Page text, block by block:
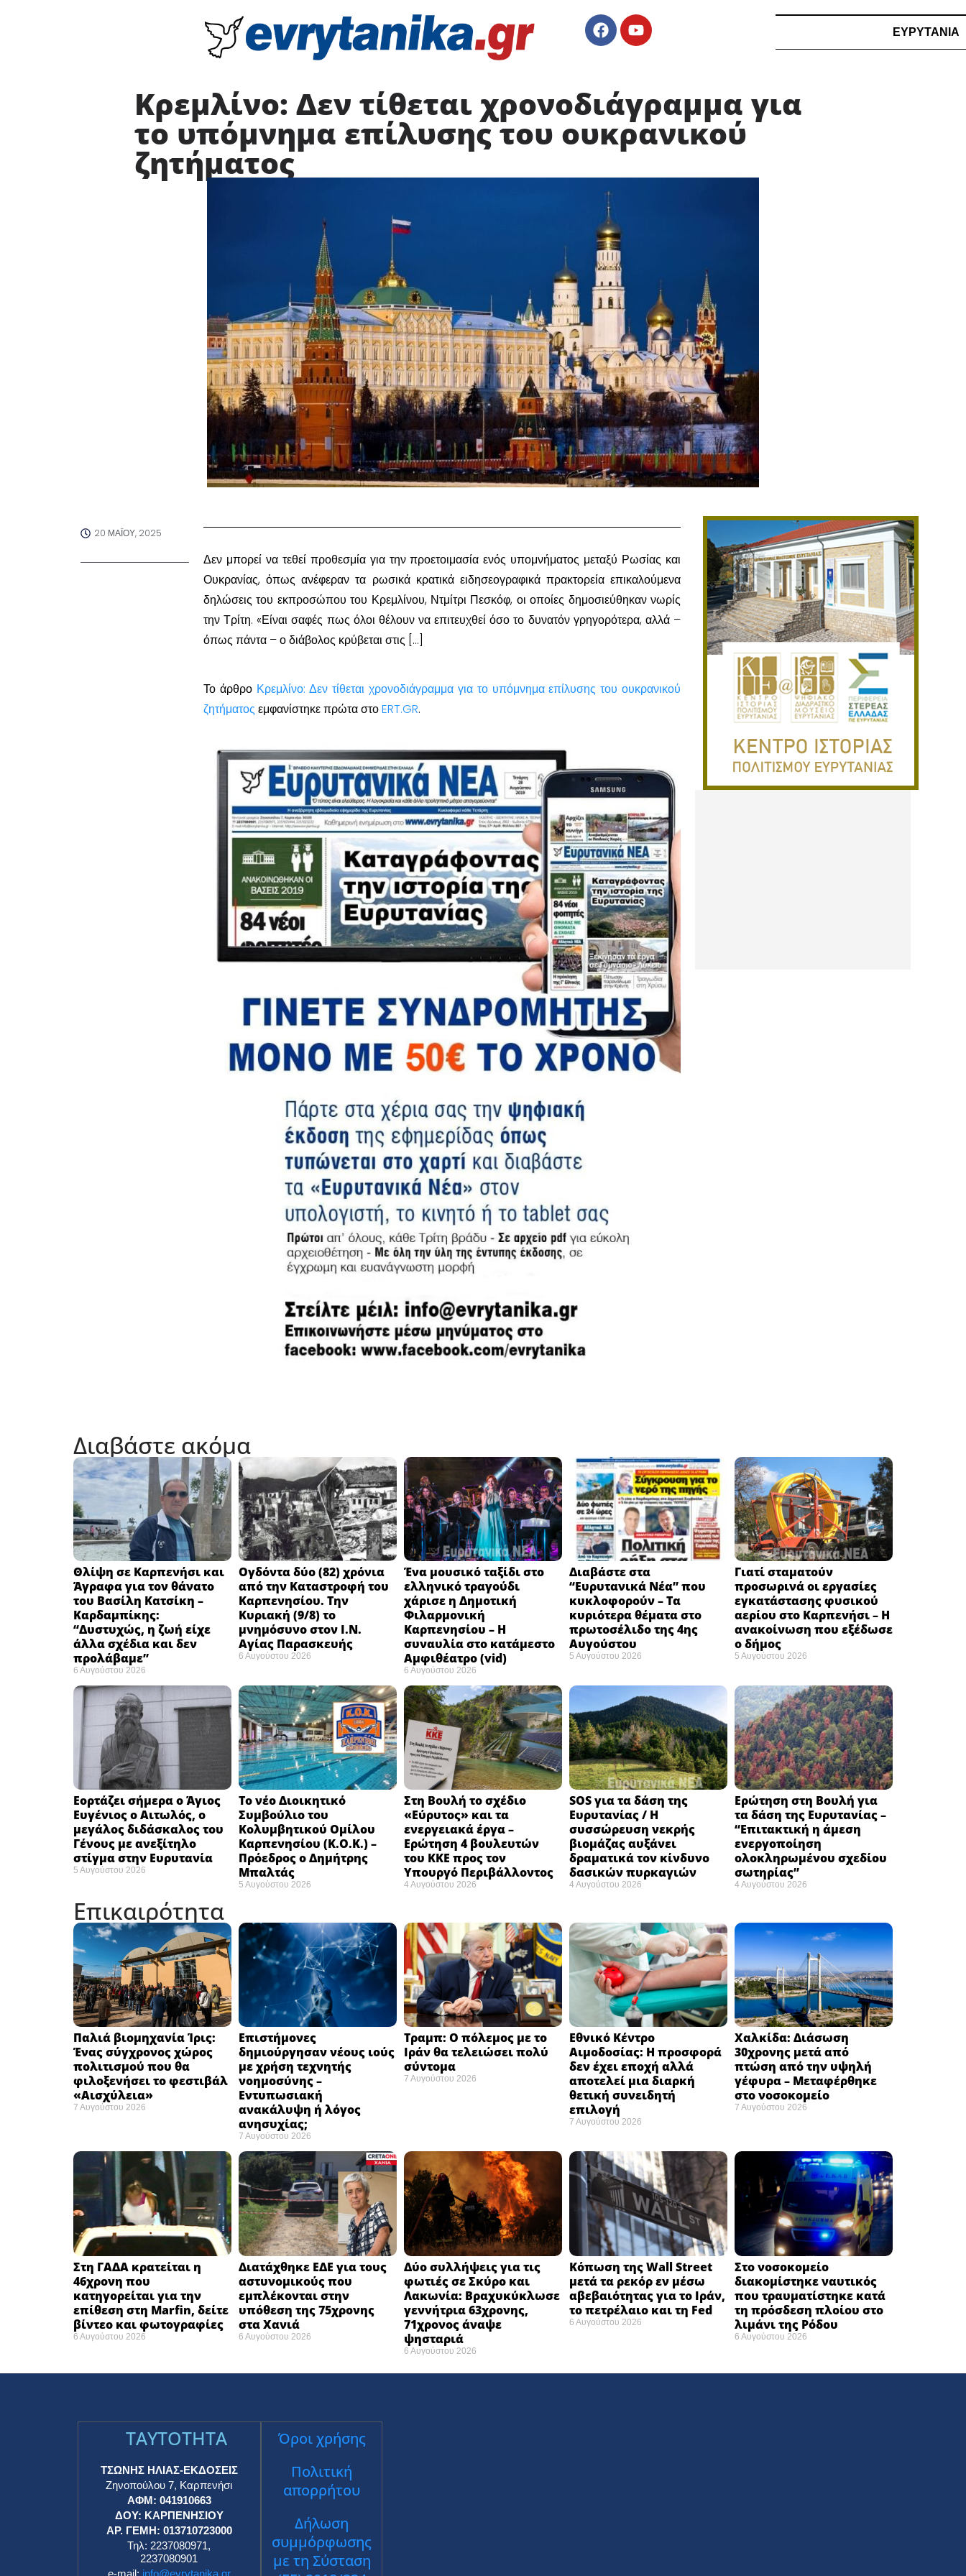
ΕΥΡΥΤΑΝΙΑ
Κρεμλίνο: Δεν τίθεται χρονοδιάγραμμα για
το υπόμνημα επίλυσης του ουκρανικού
ζητήματος
20 ΜΑΪ́ΟΥ, 2025
Δεν μπορεί να τεθεί προθεσμία για την προετοιμασία ενός υπομνήματος μεταξύ Ρωσίας και
Ουκρανίας, όπως ανέφεραν τα ρωσικά κρατικά ειδησεογραφικά πρακτορεία επικαλούμενα
δηλώσεις του εκπροσώπου του Κρεμλίνου, Ντμίτρι Πεσκόφ, οι οποίες δημοσιεύθηκαν νωρίς
την Τρίτη. «Είναι σαφές πως όλοι θέλουν να επιτευχθεί όσο το δυνατόν γρηγορότερα, αλλά –
όπως πάντα – ο διάβολος κρύβεται στις […]
Το άρθρο Κρεμλίνο: Δεν τίθεται χρονοδιάγραμμα για το υπόμνημα επίλυσης του ουκρανικού
ζητήματος εμφανίστηκε πρώτα στοERT.GR.
Διαβάστε ακόμα
Θλίψη σε Καρπενήσι και
Άγραφα για τον θάνατο
του Βασίλη Κατσίκη –
Καρδαμπίκης:
“Δυστυχώς, η ζωή είχε
άλλα σχέδια και δεν
προλάβαμε”
6 Αυγούστου 2026
Ογδόντα δύο (82) χρόνια
από την Καταστροφή του
Καρπενησίου. Την
Κυριακή (9/8) το
μνημόσυνο στον Ι.Ν.
Αγίας Παρασκευής
6 Αυγούστου 2026
Ένα μουσικό ταξίδι στο
ελληνικό τραγούδι
χάρισε η Δημοτική
Φιλαρμονική
Καρπενησίου – Η
συναυλία στο κατάμεστο
Αμφιθέατρο (vid)
6 Αυγούστου 2026
Διαβάστε στα
“Ευρυτανικά Νέα” που
κυκλοφορούν – Τα
κυριότερα θέματα στο
πρωτοσέλιδο της 4ης
Αυγούστου
5 Αυγούστου 2026
Γιατί σταματούν
προσωρινά οι εργασίες
εγκατάστασης φυσικού
αερίου στο Καρπενήσι – Η
ανακοίνωση που εξέδωσε
ο δήμος
5 Αυγούστου 2026
Εορτάζει σήμερα ο Άγιος
Ευγένιος ο Αιτωλός, ο
μεγάλος διδάσκαλος του
Γένους με ανεξίτηλο
στίγμα στην Ευρυτανία
5 Αυγούστου 2026
Το νέο Διοικητικό
Συμβούλιο του
Κολυμβητικού Ομίλου
Καρπενησίου (Κ.Ο.Κ.) –
Πρόεδρος ο Δημήτρης
Μπαλτάς
5 Αυγούστου 2026
Στη Βουλή το σχέδιο
«Εύρυτος» και τα
ενεργειακά έργα –
Ερώτηση 4 βουλευτών
του ΚΚΕ προς τον
Υπουργό Περιβάλλοντος
4 Αυγούστου 2026
SOS για τα δάση της
Ευρυτανίας / Η
συσσώρευση νεκρής
βιομάζας αυξάνει
δραματικά τον κίνδυνο
δασικών πυρκαγιών
4 Αυγούστου 2026
Ερώτηση στη Βουλή για
τα δάση της Ευρυτανίας –
“Eπιτακτική η άμεση
ενεργοποίηση
ολοκληρωμένου σχεδίου
σωτηρίας”
4 Αυγούστου 2026
Επικαιρότητα
Παλιά βιομηχανία Ίρις:
Ένας σύγχρονος χώρος
πολιτισμού που θα
φιλοξενήσει το φεστιβάλ
«Αισχύλεια» ​
7 Αυγούστου 2026
Επιστήμονες
δημιούργησαν νέους ιούς
με χρήση τεχνητής
νοημοσύνης –
Εντυπωσιακή
ανακάλυψη ή λόγος
ανησυχίας; ​
7 Αυγούστου 2026
Τραμπ: Ο πόλεμος με το
Ιράν θα τελειώσει πολύ
σύντομα ​
7 Αυγούστου 2026
Εθνικό Κέντρο
Αιμοδοσίας: H προσφορά
δεν έχει εποχή αλλά
αποτελεί μια διαρκή
θετική συνειδητή
επιλογή ​
7 Αυγούστου 2026
Χαλκίδα: Διάσωση
30χρονης μετά από
πτώση από την υψηλή
γέφυρα – Μεταφέρθηκε
στο νοσοκομείο ​
7 Αυγούστου 2026
Στη ΓΑΔΑ κρατείται η
46χρονη που
κατηγορείται για την
επίθεση στη Marfin, δείτε
βίντεο και φωτογραφίες
6 Αυγούστου 2026
Διατάχθηκε ΕΔΕ για τους
αστυνομικούς που
εμπλέκονται στην
υπόθεση της 75χρονης
στα Χανιά
6 Αυγούστου 2026
Δύο συλλήψεις για τις
φωτιές σε Σκύρο και
Λακωνία: Βραχυκύκλωσε
γεννήτρια 63χρονης,
71χρονος άναψε
ψησταριά
6 Αυγούστου 2026
Κόπωση της Wall Street
μετά τα ρεκόρ εν μέσω
αβεβαιότητας για το Ιράν,
το πετρέλαιο και τη Fed
6 Αυγούστου 2026
Στο νοσοκομείο
διακομίστηκε ναυτικός
που τραυματίστηκε κατά
τη πρόσδεση πλοίου στο
λιμάνι της Ρόδου
6 Αυγούστου 2026
TAYTOTHTA
ΤΣΩΝΗΣ ΗΛΙΑΣ-ΕΚΔΟΣΕΙΣ
Ζηνοπούλου 7, Καρπενήσι
ΑΦΜ: 041910663
ΔΟΥ: ΚΑΡΠΕΝΗΣΙΟΥ
ΑΡ. ΓΕΜΗ: 013710723000
Τηλ: 2237080971,
2237080901
e-mail: info@evrytanika.gr
Όροι χρήσης
Πολιτική
απορρήτου
Δήλωση
συμμόρφωσης
με τη Σύσταση